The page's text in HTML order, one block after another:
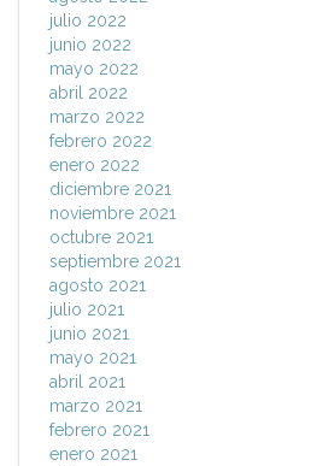
julio 2022
junio 2022
mayo 2022
abril 2022
marzo 2022
febrero 2022
enero 2022
diciembre 2021
noviembre 2021
octubre 2021
septiembre 2021
agosto 2021
julio 2021
junio 2021
mayo 2021
abril 2021
marzo 2021
febrero 2021
enero 2021